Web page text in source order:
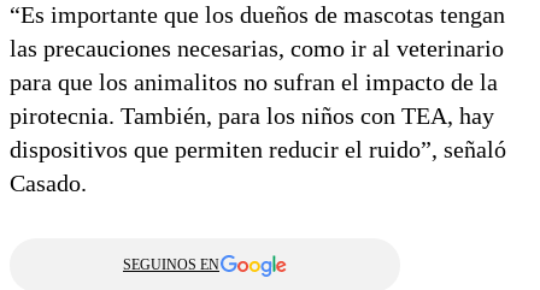
“Es importante que los dueños de mascotas tengan
las precauciones necesarias, como ir al veterinario
para que los animalitos no sufran el impacto de la
pirotecnia. También, para los niños con TEA, hay
dispositivos que permiten reducir el ruido”, señaló
Casado.
SEGUINOS EN